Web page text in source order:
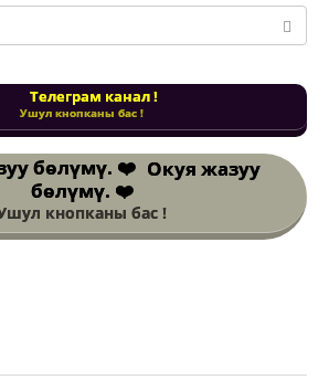
Телеграм канал !
Ушул кнопканы бас !
Окуя жазуу
бөлүмү. ❤️
кнопканы бас !